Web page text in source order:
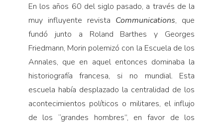
En los años 60 del siglo pasado, a través de la
muy influyente revista Communications, que
fundó junto a Roland Barthes y Georges
Friedmann, Morin polemizó con la Escuela de los
Annales, que en aquel entonces dominaba la
historiografía francesa, si no mundial. Esta
escuela había desplazado la centralidad de los
acontecimientos políticos o militares, el influjo
de los “grandes hombres”, en favor de los